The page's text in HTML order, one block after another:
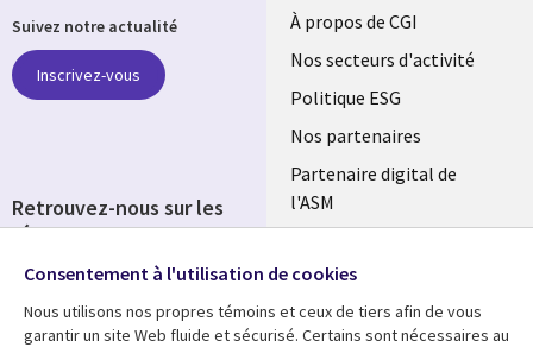
Useful
links
FRANCE
À propos de CGI
Nos secteurs d'activité
Politique ESG
Nos partenaires
Partenaire digital de
l'ASM
Fusions
Suivez notre actualité
Inscrivez-vous
Retrouvez-nous sur les
réseaux
Social
Media
FRANCE
Consentement à l'utilisation de cookies
Nous utilisons nos propres témoins et ceux de tiers afin de vous
garantir un site Web fluide et sécurisé. Certains sont nécessaires au